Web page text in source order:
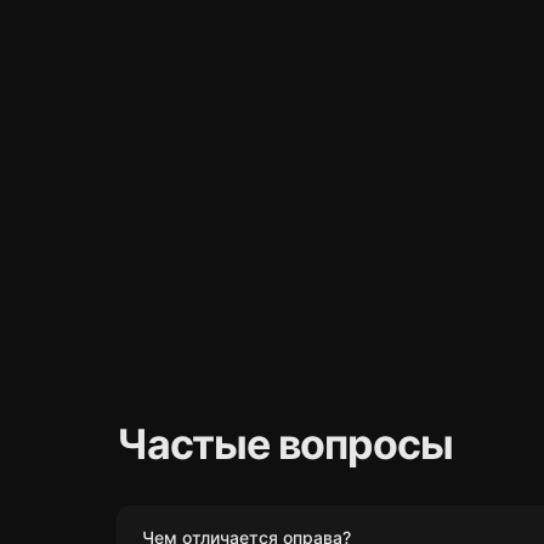
Частые вопросы
Чем отличается оправа?